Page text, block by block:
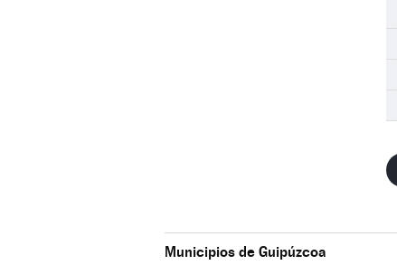
Municipios de Guipúzcoa